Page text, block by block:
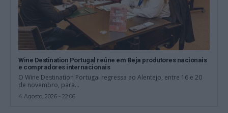
Wine Destination Portugal reúne em Beja produtores nacionais
e compradores internacionais
O Wine Destination Portugal regressa ao Alentejo, entre 16 e 20
de novembro, para...
4 Agosto, 2026 - 22:06